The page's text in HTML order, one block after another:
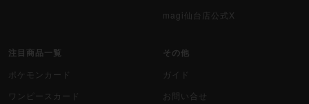
magi仙台店公式X
注目商品一覧
ポケモンカード
ワンピースカード
その他
ガイド
お問い合せ